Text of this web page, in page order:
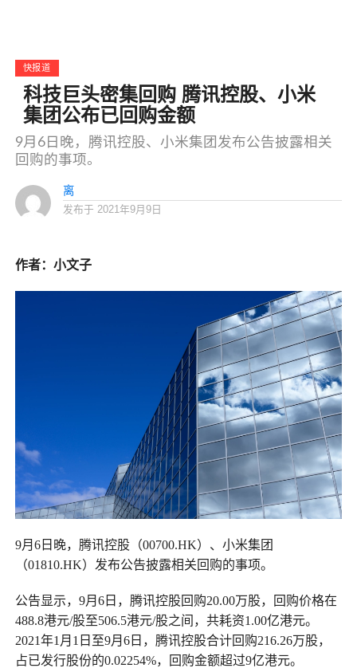
快报道
科技巨头密集回购 腾讯控股、小米
集团公布已回购金额
9月6日晚，腾讯控股、小米集团发布公告披露相关
回购的事项。
离
发布于 2021年9月9日
作者：小文子
9月6日晚，腾讯控股（00700.HK）、小米集团
（01810.HK）发布公告披露相关回购的事项。
公告显示，9月6日，腾讯控股回购20.00万股，回购价格在
488.8港元/股至506.5港元/股之间，共耗资1.00亿港元。
2021年1月1日至9月6日，腾讯控股合计回购216.26万股，
占已发行股份的0.02254%，回购金额超过9亿港元。